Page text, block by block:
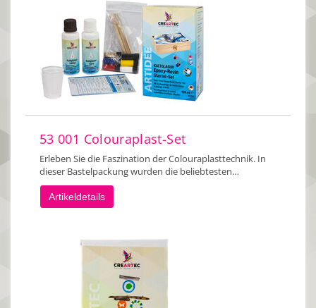
53 001 Colouraplast-Set
Erleben Sie die Faszination der Colouraplasttechnik. In
dieser Bastelpackung wurden die beliebtesten…
Artikeldetails